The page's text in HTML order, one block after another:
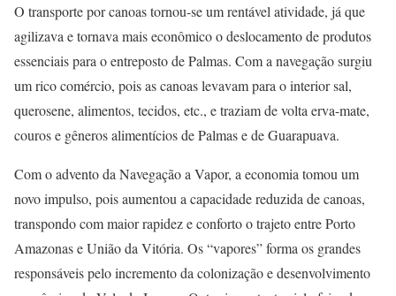
O transporte por canoas tornou-se um rentável atividade, já que
agilizava e tornava mais econômico o deslocamento de produtos
essenciais para o entreposto de Palmas. Com a navegação surgiu
um rico comércio, pois as canoas levavam para o interior sal,
querosene, alimentos, tecidos, etc., e traziam de volta erva-mate,
couros e gêneros alimentícios de Palmas e de Guarapuava.
Com o advento da Navegação a Vapor, a economia tomou um
novo impulso, pois aumentou a capacidade reduzida de canoas,
transpondo com maior rapidez e conforto o trajeto entre Porto
Amazonas e União da Vitória. Os “vapores” forma os grandes
responsáveis pelo incremento da colonização e desenvolvimento